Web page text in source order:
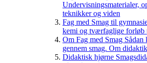
Undervisningsmaterialer,
teknikker og viden
Fag med Smag til
kemi og tværfaglige forløb
Om Fag med Smag Sådan
gennem smag. Om
Didaktisk hjørne